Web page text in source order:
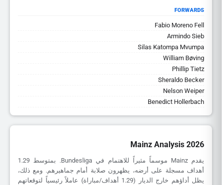
FORWARDS
Fabio Moreno Fell
Armindo Sieb
Silas Katompa Mvumpa
William Bøving
Phillip Tietz
Sheraldo Becker
Nelson Weiper
Benedict Hollerbach
Mainz Analysis 2026
يقدم Mainz موسماً مثيراً للاهتمام في Bundesliga. بمتوسط 1.29
أهداف مسجلة على أرضه، يظهرون صلابة أمام جماهيرهم. ومع ذلك،
يظل أداؤهم خارج الديار (1.29 أهداف/مباراة) عاملاً رئيسياً لتوقعاتهم